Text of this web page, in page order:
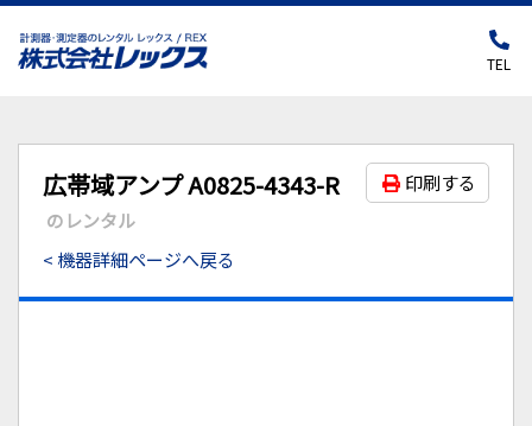
TEL
広帯域アンプ A0825-4343-R
のレンタル
印刷する
< 機器詳細ページへ戻る